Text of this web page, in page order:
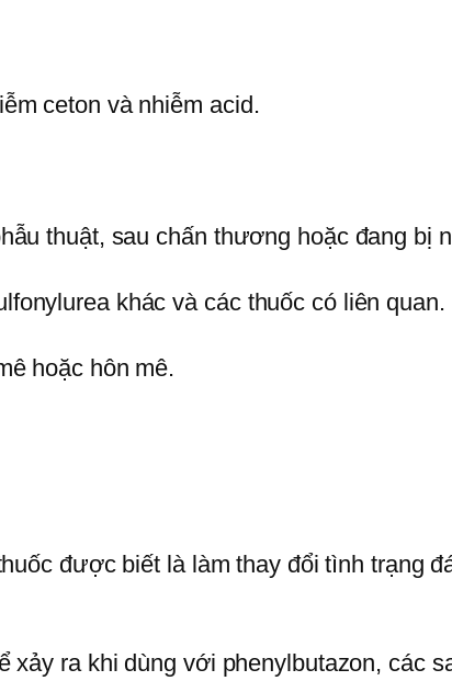
ceton và nhiễm acid.
thuật, sau chấn thương hoặc đang bị
khác và các thuốc có liên quan.
hoặc hôn mê.
được biết là làm thay đổi tình trạng
ra khi dùng với phenylbutazon, các